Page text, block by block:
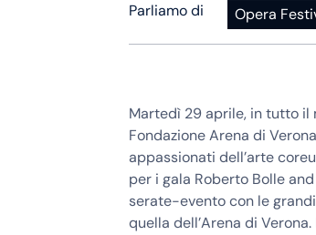
Parliamo di Opera
Martedì 29 aprile, in tutto il
Fondazione Arena di
appassionati dell’arte
per i gala Roberto Bolle
serate-evento con le
quella dell’Arena di